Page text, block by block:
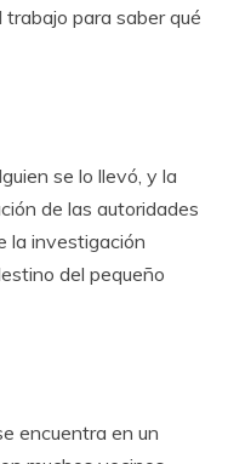
para saber qué
se lo llevó, y la
de las autoridades
la investigación
del pequeño
encuentra en un